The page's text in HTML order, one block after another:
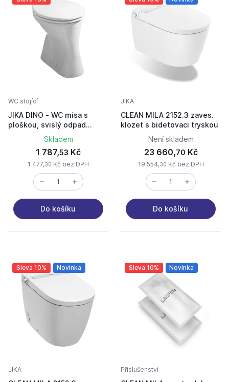
WC stojící
JIKA DINO - WC mísa s
ploškou, svislý odpad
H8220080000001
Skladem
1 787,53 Kč
1 477,30 Kč bez DPH
Do košíku
JIKA
CLEAN MILA 2152.3 zaves.
klozet s bidetovaci tryskou
Není skladem
23 660,70 Kč
19 554,30 Kč bez DPH
Do košíku
Sleva 10% Novinka
JIKA
Sleva 10% Novinka
Příslušenství